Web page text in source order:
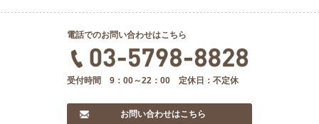
電話でのお問い合わせはこちら
受付時間 9：00～22：00 定休日：不定休
お問い合わせはこちら